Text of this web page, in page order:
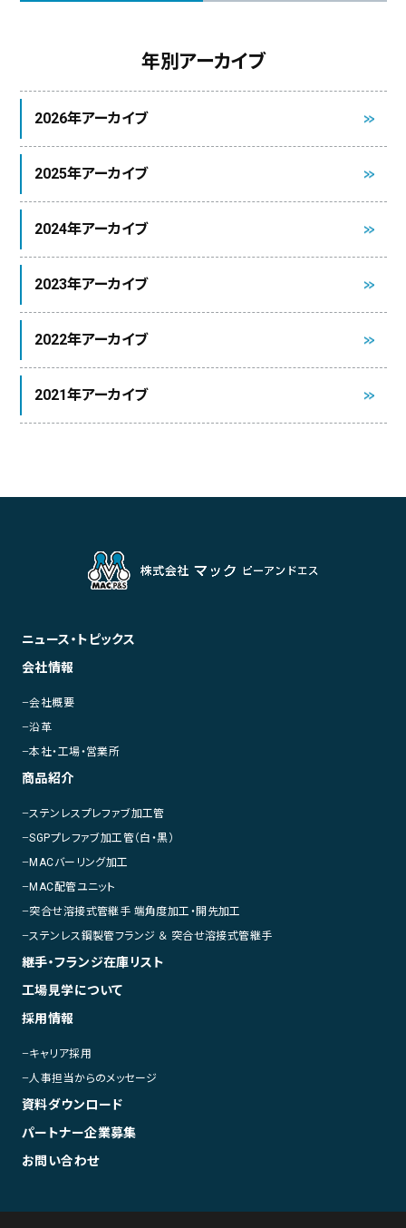
年別アーカイブ
2026年アーカイブ
2025年アーカイブ
2024年アーカイブ
2023年アーカイブ
2022年アーカイブ
2021年アーカイブ
ニュース・トピックス
会社情報
会社概要
沿革
本社・工場・営業所
商品紹介
ステンレスプレファブ加工管
SGPプレファブ加工管（白・黒）
MACバーリング加工
MAC配管ユニット
突合せ溶接式管継手 端角度加工・開先加工
ステンレス鋼製管フランジ ＆ 突合せ溶接式管継手
継手・フランジ在庫リスト
工場見学について
採⽤情報
キャリア採用
人事担当からのメッセージ
資料ダウンロード
パートナー企業募集
お問い合わせ